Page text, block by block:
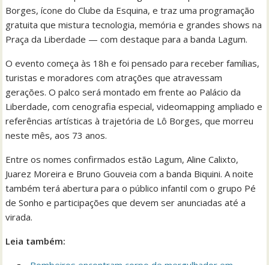
Borges, ícone do Clube da Esquina, e traz uma programação
gratuita que mistura tecnologia, memória e grandes shows na
Praça da Liberdade — com destaque para a banda Lagum.
O evento começa às 18h e foi pensado para receber famílias,
turistas e moradores com atrações que atravessam
gerações. O palco será montado em frente ao Palácio da
Liberdade, com cenografia especial, videomapping ampliado e
referências artísticas à trajetória de Lô Borges, que morreu
neste mês, aos 73 anos.
Entre os nomes confirmados estão Lagum, Aline Calixto,
Juarez Moreira e Bruno Gouveia com a banda Biquini. A noite
também terá abertura para o público infantil com o grupo Pé
de Sonho e participações que devem ser anunciadas até a
virada.
Leia também: